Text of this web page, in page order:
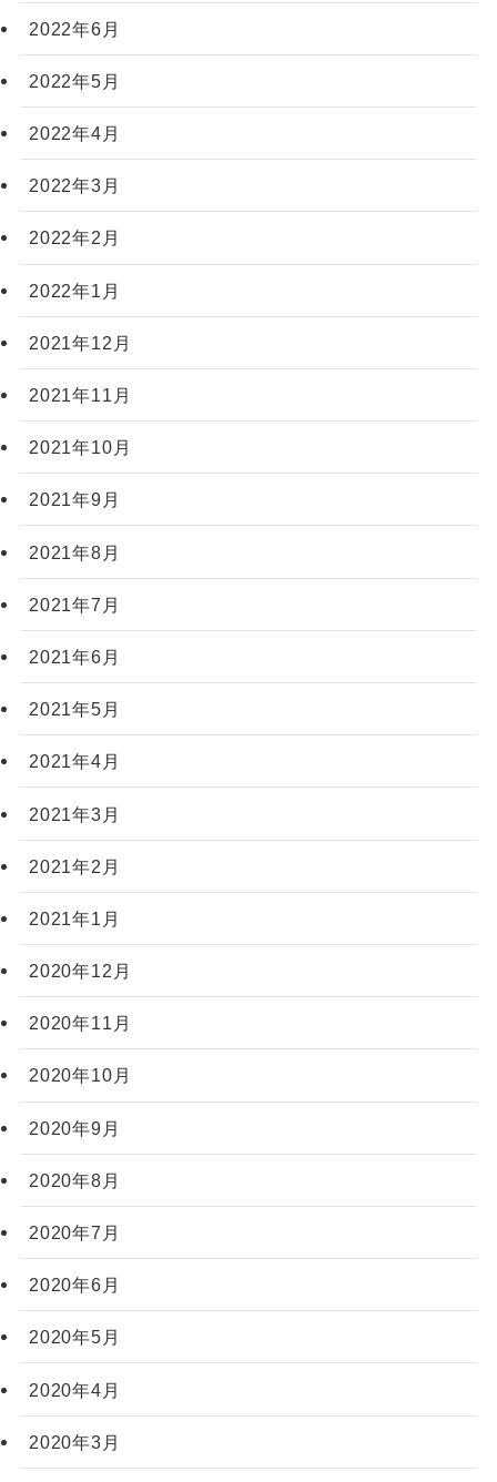
2022年6月
2022年5月
2022年4月
2022年3月
2022年2月
2022年1月
2021年12月
2021年11月
2021年10月
2021年9月
2021年8月
2021年7月
2021年6月
2021年5月
2021年4月
2021年3月
2021年2月
2021年1月
2020年12月
2020年11月
2020年10月
2020年9月
2020年8月
2020年7月
2020年6月
2020年5月
2020年4月
2020年3月